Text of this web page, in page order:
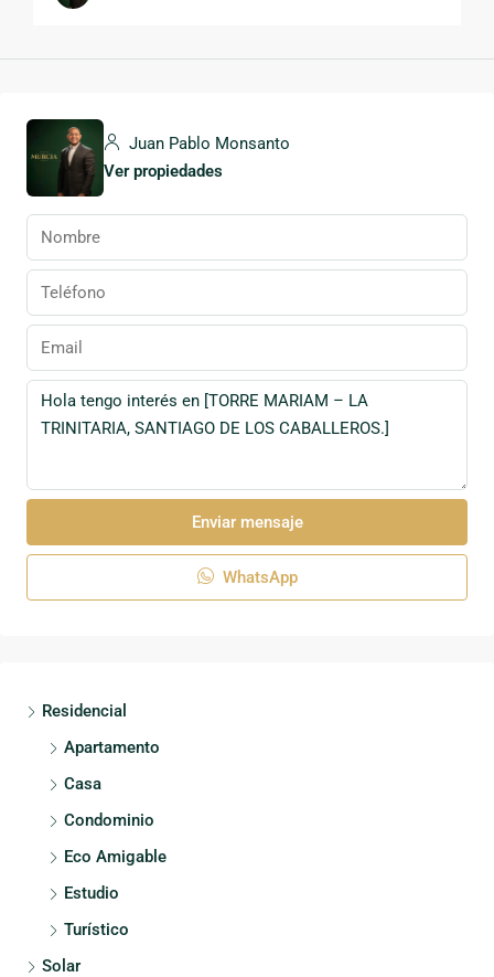
Juan Pablo Monsanto
Ver propiedades
Enviar mensaje
WhatsApp
Residencial
Apartamento
Casa
Condominio
Eco Amigable
Estudio
Turístico
Solar